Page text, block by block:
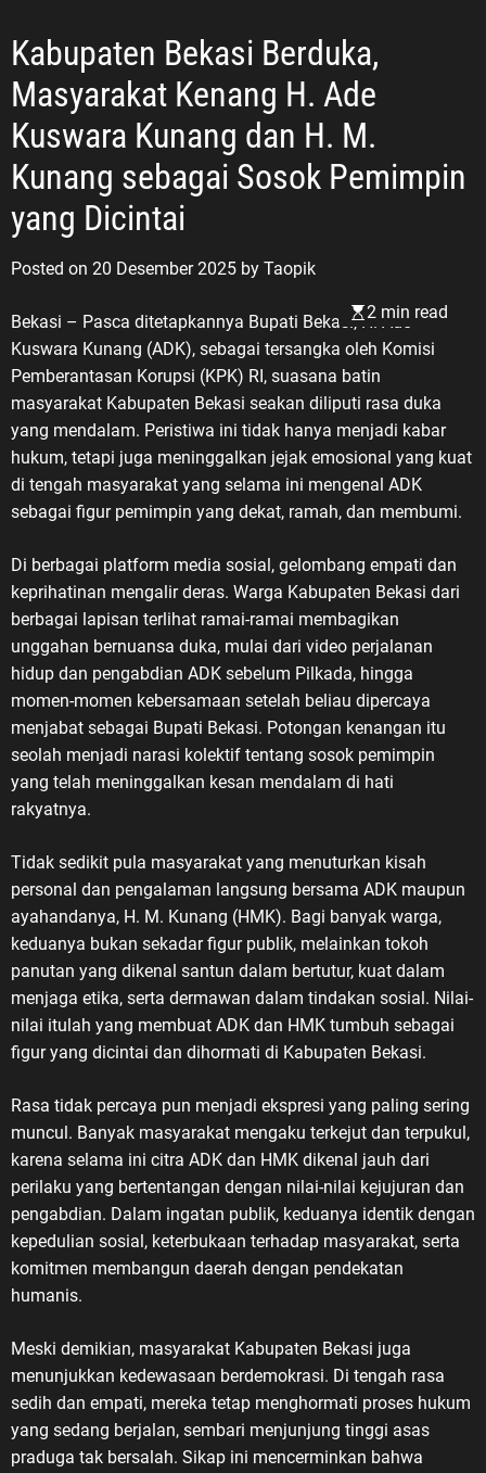
Kabupaten Bekasi Berduka,
Masyarakat Kenang H. Ade
Kuswara Kunang dan H. M.
Kunang sebagai Sosok Pemimpin
yang Dicintai
Posted on 20 Desember 2025 by Taopik
2 min read
Bekasi – Pasca ditetapkannya Bupati Bekasi, H. Ade
Kuswara Kunang (ADK), sebagai tersangka oleh Komisi
Pemberantasan Korupsi (KPK) RI, suasana batin
masyarakat Kabupaten Bekasi seakan diliputi rasa duka
yang mendalam. Peristiwa ini tidak hanya menjadi kabar
hukum, tetapi juga meninggalkan jejak emosional yang kuat
di tengah masyarakat yang selama ini mengenal ADK
sebagai figur pemimpin yang dekat, ramah, dan membumi.
Di berbagai platform media sosial, gelombang empati dan
keprihatinan mengalir deras. Warga Kabupaten Bekasi dari
berbagai lapisan terlihat ramai-ramai membagikan
unggahan bernuansa duka, mulai dari video perjalanan
hidup dan pengabdian ADK sebelum Pilkada, hingga
momen-momen kebersamaan setelah beliau dipercaya
menjabat sebagai Bupati Bekasi. Potongan kenangan itu
seolah menjadi narasi kolektif tentang sosok pemimpin
yang telah meninggalkan kesan mendalam di hati
rakyatnya.
Tidak sedikit pula masyarakat yang menuturkan kisah
personal dan pengalaman langsung bersama ADK maupun
ayahandanya, H. M. Kunang (HMK). Bagi banyak warga,
keduanya bukan sekadar figur publik, melainkan tokoh
panutan yang dikenal santun dalam bertutur, kuat dalam
menjaga etika, serta dermawan dalam tindakan sosial. Nilai-
nilai itulah yang membuat ADK dan HMK tumbuh sebagai
figur yang dicintai dan dihormati di Kabupaten Bekasi.
Rasa tidak percaya pun menjadi ekspresi yang paling sering
muncul. Banyak masyarakat mengaku terkejut dan terpukul,
karena selama ini citra ADK dan HMK dikenal jauh dari
perilaku yang bertentangan dengan nilai-nilai kejujuran dan
pengabdian. Dalam ingatan publik, keduanya identik dengan
kepedulian sosial, keterbukaan terhadap masyarakat, serta
komitmen membangun daerah dengan pendekatan
humanis.
Meski demikian, masyarakat Kabupaten Bekasi juga
menunjukkan kedewasaan berdemokrasi. Di tengah rasa
sedih dan empati, mereka tetap menghormati proses hukum
yang sedang berjalan, sembari menjunjung tinggi asas
praduga tak bersalah. Sikap ini mencerminkan bahwa